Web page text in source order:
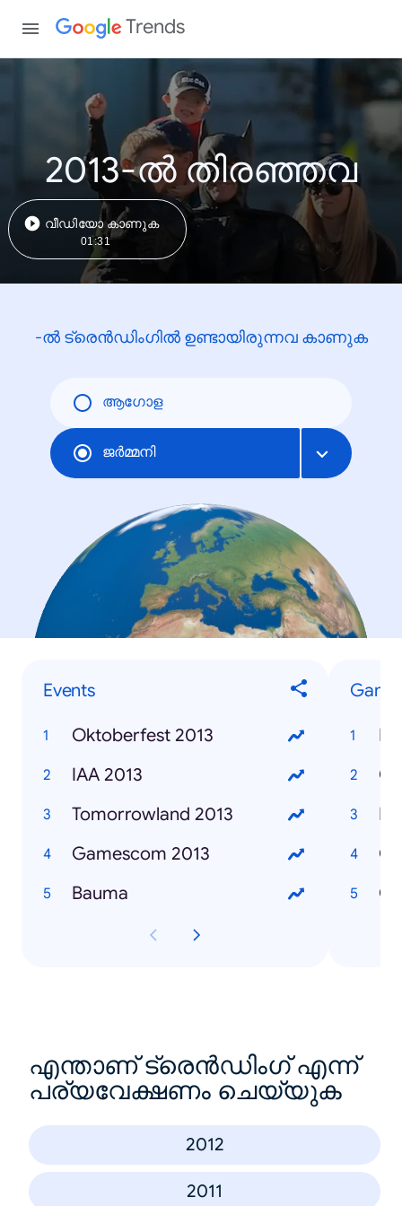
Trends
2013-ൽ തിരഞ്ഞവ
വീഡിയോ കാണുക
01:31
-ൽ ട്രെൻഡിംഗിൽ ഉണ്ടായിരുന്നവ കാണുക
ആഗോള
ജര്‍മ്മനി
Events
Oktoberfest 2013
IAA 2013
Tomorrowland 2013
Gamescom 2013
Bauma
എന്താണ് ട്രെൻഡിംഗ് എന്ന്
പര്യവേക്ഷണം ചെയ്യുക
2012
2011